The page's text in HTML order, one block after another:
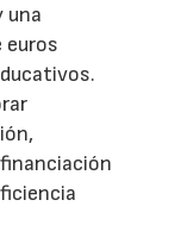
una
euros